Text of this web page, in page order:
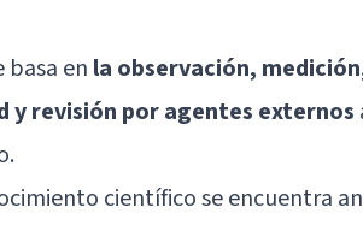
en la observación,
revisión por agentes externos
científico se encuentra